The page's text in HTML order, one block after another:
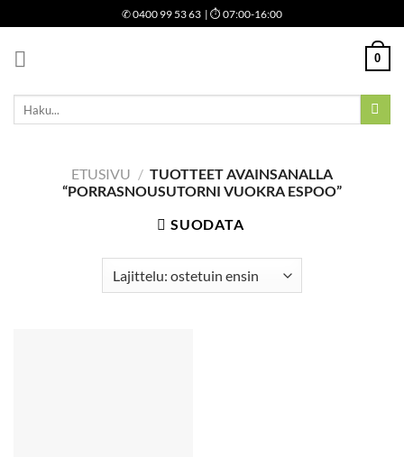
to
content
✆0400 99 53 63 | ⏱ 07:00-16:00
0
Etsi:
ETUSIVU / TUOTTEET AVAINSANALLA
“PORRASNOUSUTORNI VUOKRA ESPOO”
SUODATA